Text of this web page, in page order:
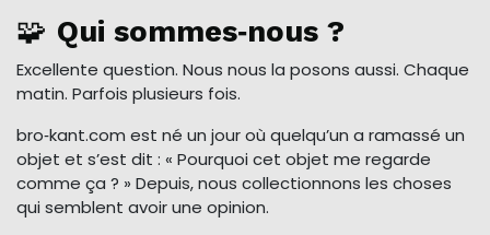
🧩 Qui sommes‑nous ?
Excellente question. Nous nous la posons aussi. Chaque
matin. Parfois plusieurs fois.
bro‑kant.com est né un jour où quelqu’un a ramassé un
objet et s’est dit : « Pourquoi cet objet me regarde
comme ça ? » Depuis, nous collectionnons les choses
qui semblent avoir une opinion.